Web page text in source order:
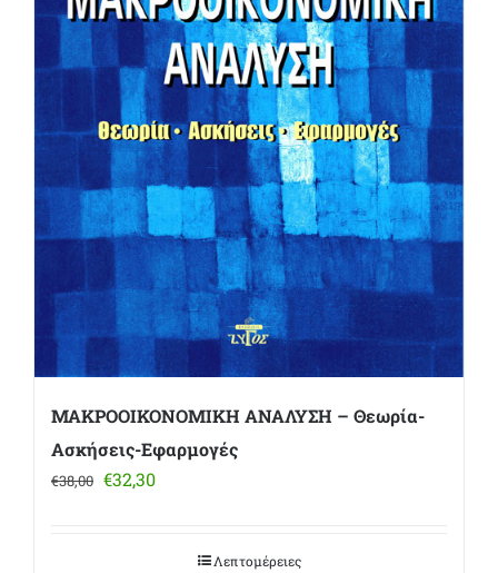
ΜΑΚΡΟΟΙΚΟΝΟΜΙΚΗ ΑΝΑΛΥΣΗ – Θεωρία-
Ασκήσεις-Εφαρμογές
€38,00 Original
€32,30Η
είναι:
Λεπτομέρειες